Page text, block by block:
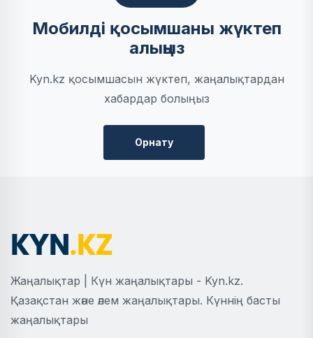
Мобилді қосымшаны жүктеп
алыңыз
Kyn.kz қосымшасын жүктеп, жаңалықтардан
хабардар болыңыз
Орнату
Жаңалықтар | Күн жаңалықтары - Kyn.kz.
Қазақстан және әлем жаңалықтары. Күннің басты
жаңалықтары